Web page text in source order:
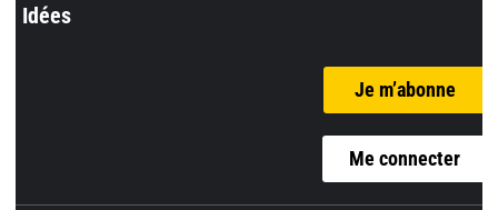
Idées
Je m’abonne
Me connecter